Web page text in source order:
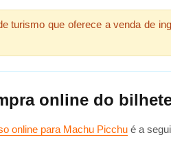
turismo que oferece a venda de
online do
online para Machu Picchu é a